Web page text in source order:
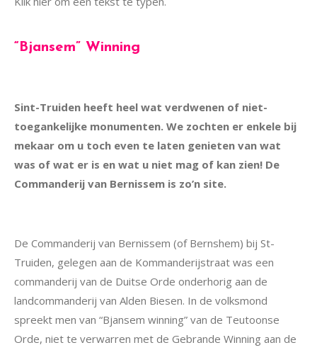
“Bjansem” Winning
Sint-Truiden heeft heel wat verdwenen of niet-
toegankelijke monumenten. We zochten er enkele bij
mekaar om u toch even te laten genieten van wat
was of wat er is en wat u niet mag of kan zien! De
Commanderij van Bernissem is zo’n site.
De Commanderij van Bernissem (of Bernshem) bij St-
Truiden, gelegen aan de Kommanderijstraat was een
commanderij van de Duitse Orde onderhorig aan de
landcommanderij van Alden Biesen. In de volksmond
spreekt men van “Bjansem winning” van de Teutoonse
Orde, niet te verwarren met de Gebrande Winning aan de